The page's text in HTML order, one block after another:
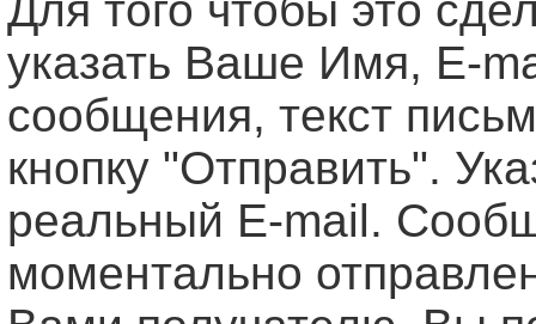
Для того чтобы это
указать Ваше Имя, Е-
сообщения, текст
кнопку "Отправить".
реальный E-mail.
моментально